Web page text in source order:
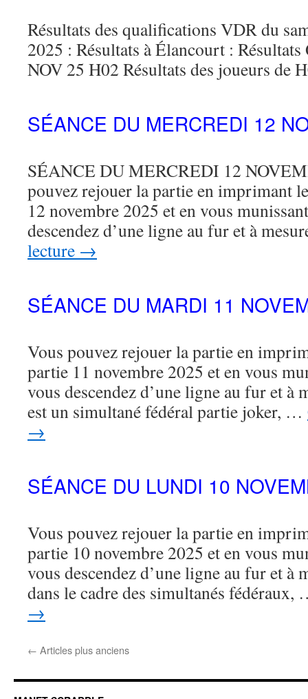
Résultats des qualifications VDR du
2025 : Résultats à Élancourt :
NOV 25 H02 Résultats des joueurs de
SÉANCE DU MERCREDI 12
SÉANCE DU MERCREDI 12
pouvez rejouer la partie en imprimant
12 novembre 2025 et en vous
descendez d’une ligne au fur et à
lecture →
SÉANCE DU MARDI 11
Vous pouvez rejouer la partie en
partie 11 novembre 2025 et en vous
vous descendez d’une ligne au fur et à
est un simultané fédéral partie joker, …
→
SÉANCE DU LUNDI 10
Vous pouvez rejouer la partie en
partie 10 novembre 2025 et en vous
vous descendez d’une ligne au fur et à
dans le cadre des simultanés
→
← Articles plus anciens